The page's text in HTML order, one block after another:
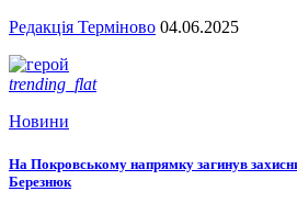
Редакція Терміново 04.06.2025
trending_flat
Новини
На Покровському напрямку загинув
Березнюк